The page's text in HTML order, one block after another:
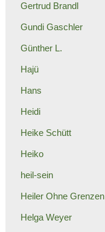
Gertrud Brandl
Gundi Gaschler
Günther L.
Hajü
Hans
Heidi
Heike Schütt
Heiko
heil-sein
Heiler Ohne Grenzen
Helga Weyer